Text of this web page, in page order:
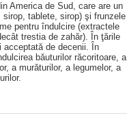
America de Sud, care are un
tablete, sirop) şi frunzele
pentru îndulcire (extractele
trestia de zahăr). În ţările
de decenii. În
băuturilor răcoritoare, a
a murăturilor, a legumelor, a